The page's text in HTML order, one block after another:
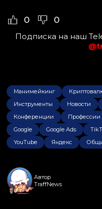
0 0
Подписка на наш
Манимейкинг
Инструменты
Новости
Конференции
Профессии
Google
Google Ads
YouTube
Яндекс
Автор
TraffNews